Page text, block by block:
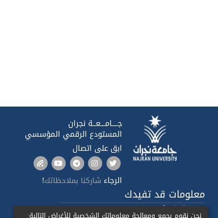
جــــامـــعــة نجران
المستودع الرقمي المؤسسي
ابق على اتصال
الرجاء شاركنا بملاحظاتك!
معلومات قد تفيدك
صدى الجامعة